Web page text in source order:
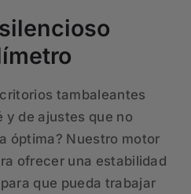
tambaleantes
y de ajustes que no
óptima? Nuestro motor
ofrecer una estabilidad
que pueda trabajar